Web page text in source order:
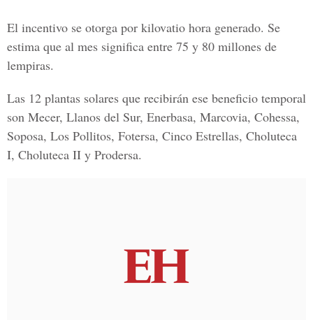
El incentivo se otorga por kilovatio hora generado. Se
estima que al mes significa entre 75 y 80 millones de
lempiras.
Las 12 plantas solares que recibirán ese beneficio temporal
son Mecer, Llanos del Sur, Enerbasa, Marcovia, Cohessa,
Soposa, Los Pollitos, Fotersa, Cinco Estrellas, Choluteca
I, Choluteca II y Prodersa.